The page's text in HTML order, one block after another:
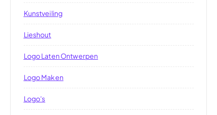
Kunstveiling
Lieshout
Logo Laten Ontwerpen
Logo Maken
Logo's